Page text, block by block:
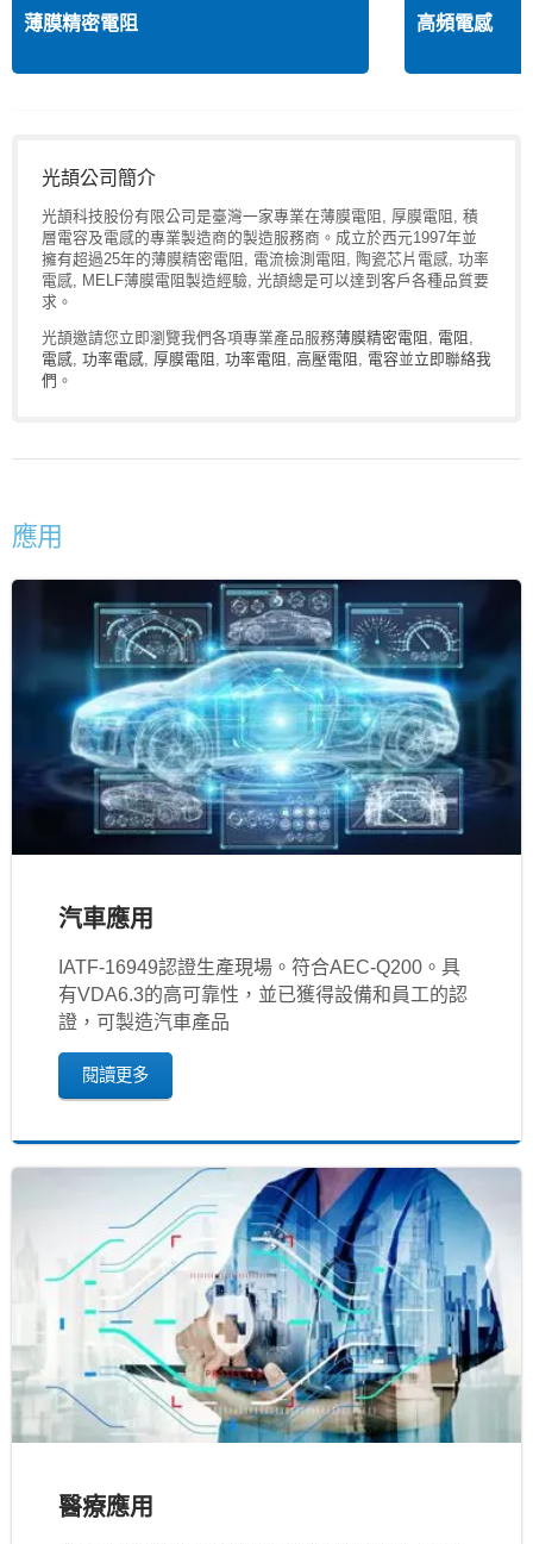
薄膜精密電阻 高頻電感
光頡公司簡介
光頡科技股份有限公司是臺灣一家專業在薄膜電阻, 厚膜電阻, 積
層電容及電感的專業製造商的製造服務商。成立於西元1997年並
擁有超過25年的薄膜精密電阻, 電流檢測電阻, 陶瓷芯片電感, 功率
電感, MELF薄膜電阻製造經驗, 光頡總是可以達到客戶各種品質要
求。
光頡邀請您立即瀏覽我們各項專業產品服務薄膜精密電阻 電阻
電感 功率電感 厚膜電阻 功率電阻 高壓電阻 電容並立即聯絡我
們 。
應用
汽車應用
IATF‐16949認證生產現場。符合AEC-Q200。具
有VDA6.3的高可靠性，並已獲得設備和員工的認
證，可製造汽車產品
閱讀更多
醫療應用